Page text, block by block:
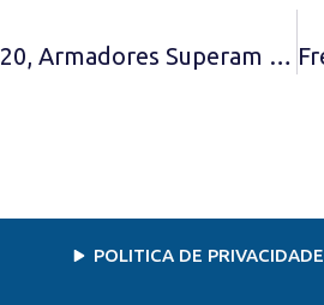
Após 1 Ano Da IMO 2020, Armadores Superam Adaptações A Bordo
POLITICA DE PRIVACIDADE